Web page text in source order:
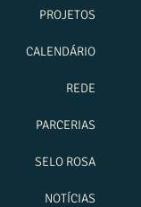
PROJETOS
CALENDÁRIO
REDE
PARCERIAS
SELO ROSA
NOTÍCIAS